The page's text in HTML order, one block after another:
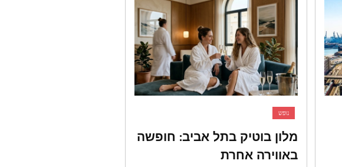
נופש
מלון בוטיק בתל אביב: חופשה
באווירה אחרת